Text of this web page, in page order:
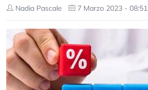
Nadia Pascale 7 Marzo 2023 - 08:51